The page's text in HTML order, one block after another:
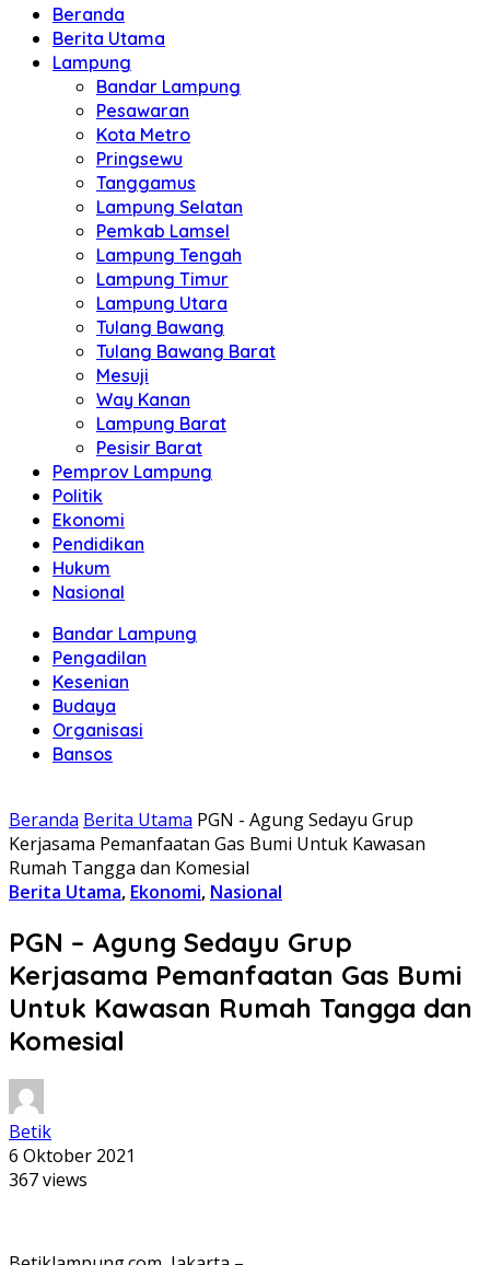
Beranda
Berita Utama
Lampung
Bandar Lampung
Pesawaran
Kota Metro
Pringsewu
Tanggamus
Lampung Selatan
Pemkab Lamsel
Lampung Tengah
Lampung Timur
Lampung Utara
Tulang Bawang
Tulang Bawang Barat
Mesuji
Way Kanan
Lampung Barat
Pesisir Barat
Pemprov Lampung
Politik
Ekonomi
Pendidikan
Hukum
Nasional
Bandar Lampung
Pengadilan
Kesenian
Budaya
Organisasi
Bansos
Beranda Berita Utama PGN - Agung Sedayu Grup
Kerjasama Pemanfaatan Gas Bumi Untuk Kawasan
Rumah Tangga dan Komesial
Berita Utama, Ekonomi, Nasional
PGN – Agung Sedayu Grup
Kerjasama Pemanfaatan Gas Bumi
Untuk Kawasan Rumah Tangga dan
Komesial
Betik
6 Oktober 2021
367 views